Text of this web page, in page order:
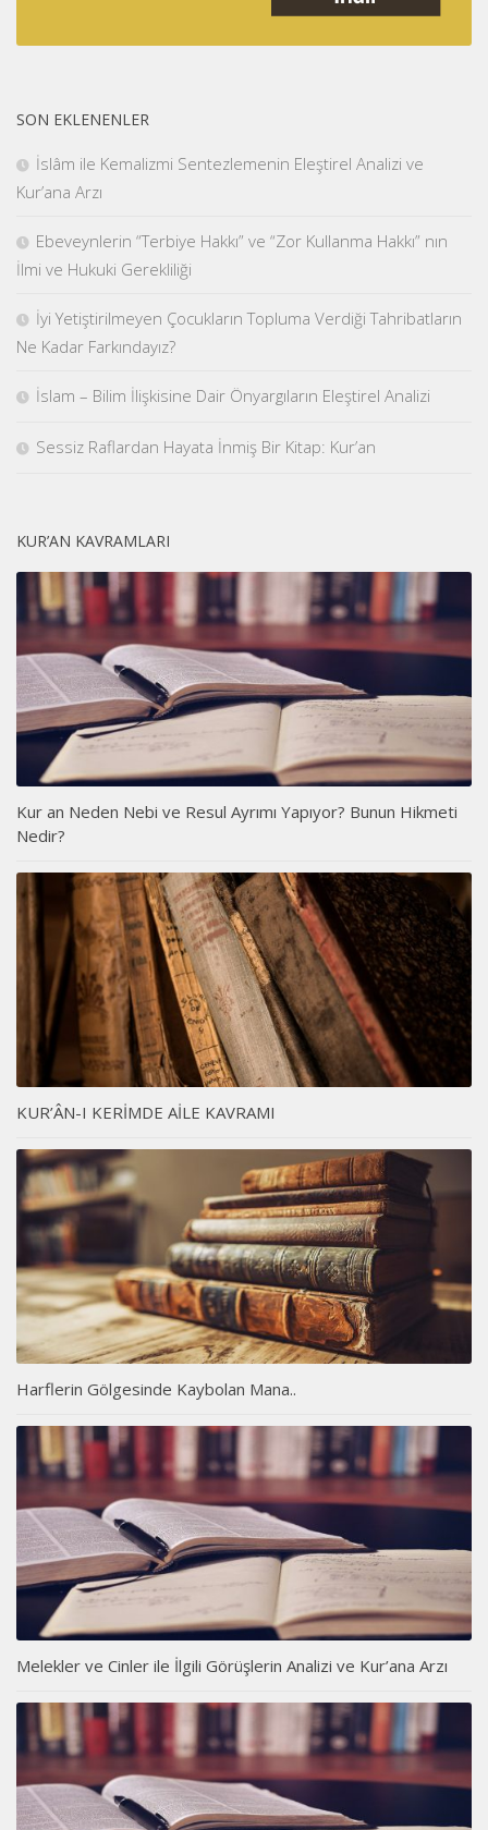
SON EKLENENLER
İslâm ile Kemalizmi Sentezlemenin Eleştirel Analizi ve
Kur’ana Arzı
Ebeveynlerin “Terbiye Hakkı” ve “Zor Kullanma Hakkı” nın
İlmi ve Hukuki Gerekliliği
İyi Yetiştirilmeyen Çocukların Topluma Verdiği Tahribatların
Ne Kadar Farkındayız?
İslam – Bilim İlişkisine Dair Önyargıların Eleştirel Analizi
Sessiz Raflardan Hayata İnmiş Bir Kitap: Kur’an
KUR’AN KAVRAMLARI
Kur an Neden Nebi ve Resul Ayrımı Yapıyor? Bunun Hikmeti
Nedir?
KUR’ÂN-I KERİMDE AİLE KAVRAMI
Harflerin Gölgesinde Kaybolan Mana..
Melekler ve Cinler ile İlgili Görüşlerin Analizi ve Kur’ana Arzı